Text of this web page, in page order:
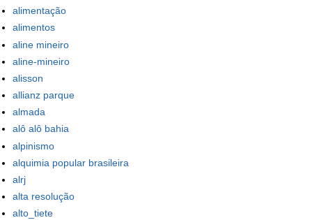
alimentação
alimentos
aline mineiro
aline-mineiro
alisson
allianz parque
almada
alô alô bahia
alpinismo
alquimia popular brasileira
alrj
alta resolução
alto_tiete